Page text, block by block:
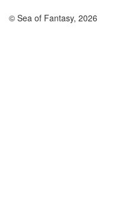
© Sea of Fantasy, 2026